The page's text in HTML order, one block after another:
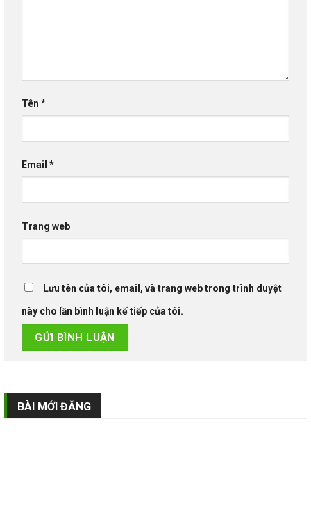
Tên *
Email *
Trang web
Lưu tên của tôi, email, và trang web trong trình duyệt
này cho lần bình luận kế tiếp của tôi.
BÀI MỚI ĐĂNG